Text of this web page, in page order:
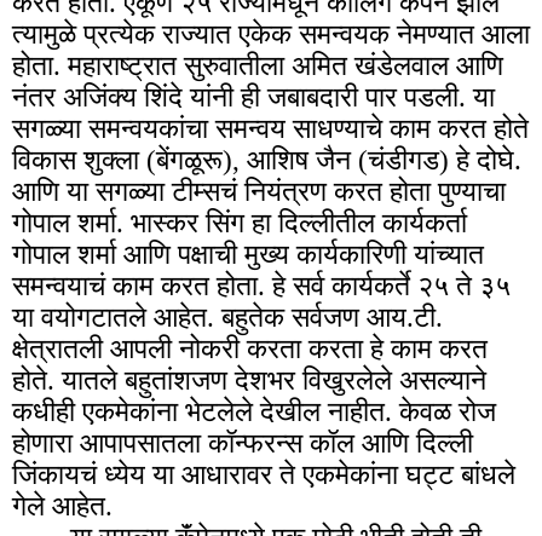
त्यामुळे प्रत्येक राज्यात एकेक समन्वयक नेमण्यात आला
होता. महाराष्ट्रात सुरुवातीला अमित खंडेलवाल आणि
नंतर अजिंक्य शिंदे यांनी ही जबाबदारी पार पडली. या
सगळ्या समन्वयकांचा समन्वय साधण्याचे काम करत होते
विकास शुक्ला (बेंगळूरू), आशिष जैन (चंडीगड) हे दोघे.
आणि या सगळ्या टीम्सचं नियंत्रण करत होता पुण्याचा
गोपाल शर्मा. भास्कर सिंग हा दिल्लीतील कार्यकर्ता
गोपाल शर्मा आणि पक्षाची मुख्य कार्यकारिणी यांच्यात
समन्वयाचं काम करत होता. हे सर्व कार्यकर्ते २५ ते ३५
या वयोगटातले आहेत. बहुतेक सर्वजण आय.टी.
क्षेत्रातली आपली नोकरी करता करता हे काम करत
होते. यातले बहुतांशजण देशभर विखुरलेले असल्याने
कधीही एकमेकांना भेटलेले देखील नाहीत. केवळ रोज
होणारा आपापसातला कॉन्फरन्स कॉल आणि दिल्ली
जिंकायचं ध्येय या आधारावर ते एकमेकांना घट्ट बांधले
गेले आहेत.